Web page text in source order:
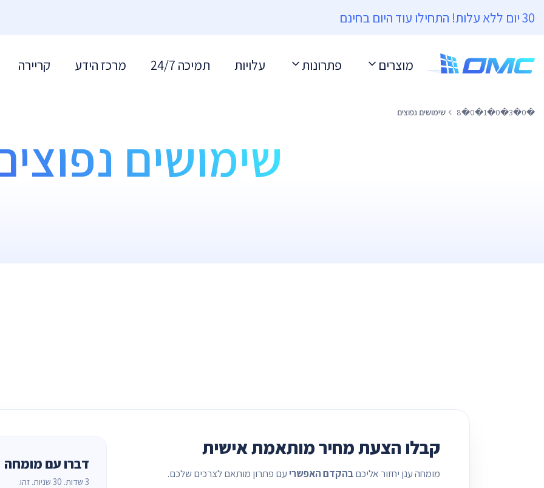
30 יום ללא עלות! התחילו עוד היום בחינם
מוצרים פתרונות עלויות תמיכה 24/7 מרכז הידע קריירה
�0�3�0�1�0�8 שימושים נפוצים
שימושים
קבלו הצעת מחיר מותאמת אישית
מומחה ענן יחזור אליכםבהקדם האפשרי עם פתרון מותאם לצרכים שלכם.
דברו עם מומחה
3 שדות. 30 שניות. זהו.